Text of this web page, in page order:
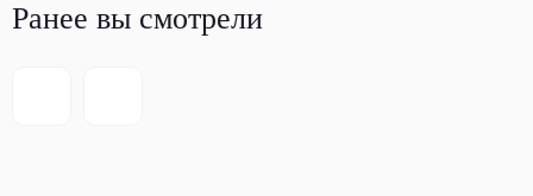
Ранее вы смотрели